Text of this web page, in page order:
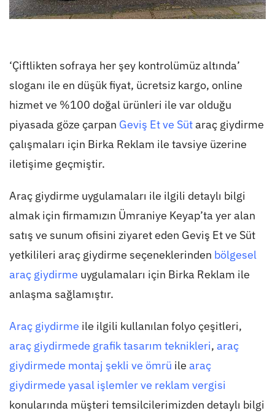
‘Çiftlikten sofraya her şey kontrolümüz altında’
sloganı ile en düşük fiyat, ücretsiz kargo, online
hizmet ve %100 doğal ürünleri ile var olduğu
piyasada göze çarpan Geviş Et ve Sütaraç giydirme
çalışmaları için Birka Reklam ile tavsiye üzerine
iletişime geçmiştir.
Araç giydirme uygulamaları ile ilgili detaylı bilgi
almak için firmamızın Ümraniye Keyap’ta yer alan
satış ve sunum ofisini ziyaret eden Geviş Et ve Süt
yetkilileri araç giydirme seçeneklerinden bölgesel
araç giydirme uygulamaları için Birka Reklam ile
anlaşma sağlamıştır.
Araç giydirme ile ilgili kullanılan folyo çeşitleri,
araç giydirmede grafik tasarım teknikleri, araç
giydirmede montaj şekli ve ömrü ile araç
giydirmede yasal işlemler ve reklam vergisi
konularında müşteri temsilcilerimizden detaylı bilgi